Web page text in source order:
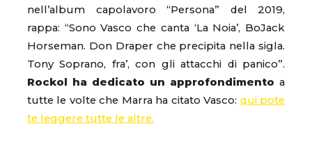
nell’album capolavoro “Persona” del 2019,
rappa: “Sono Vasco che canta ‘La Noia’, BoJack
Horseman. Don Draper che precipita nella sigla.
Tony Soprano, fra’, con gli attacchi di panico”.
Rockol ha dedicato un approfondimento a
tutte le volte che Marra ha citato Vasco: qui pote
te leggere tutte le altre.